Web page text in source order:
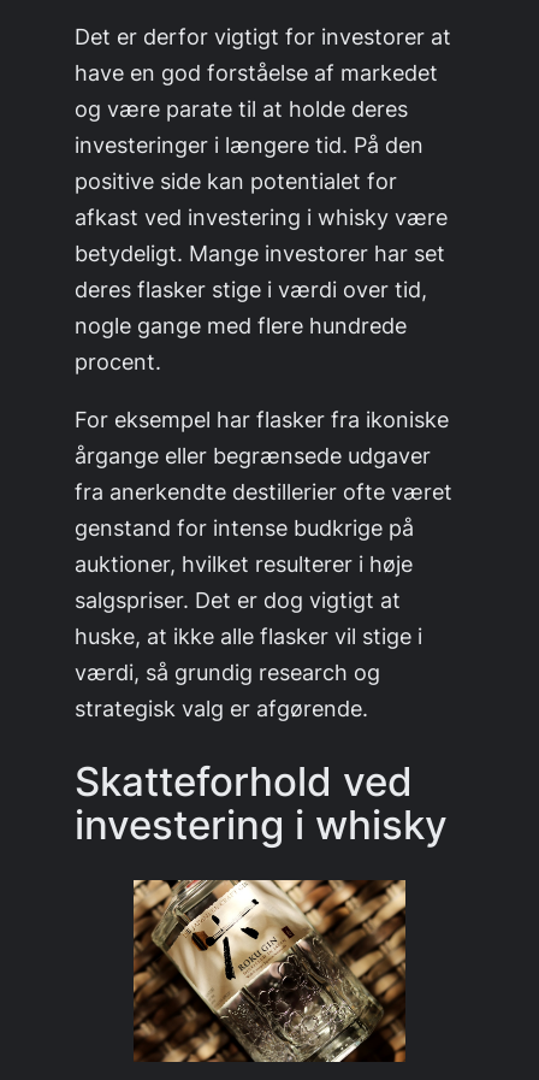
Det er derfor vigtigt for investorer at
have en god forståelse af markedet
og være parate til at holde deres
investeringer i længere tid. På den
positive side kan potentialet for
afkast ved investering i whisky være
betydeligt. Mange investorer har set
deres flasker stige i værdi over tid,
nogle gange med flere hundrede
procent.
For eksempel har flasker fra ikoniske
årgange eller begrænsede udgaver
fra anerkendte destillerier ofte været
genstand for intense budkrige på
auktioner, hvilket resulterer i høje
salgspriser. Det er dog vigtigt at
huske, at ikke alle flasker vil stige i
værdi, så grundig research og
strategisk valg er afgørende.
Skatteforhold ved
investering i whisky